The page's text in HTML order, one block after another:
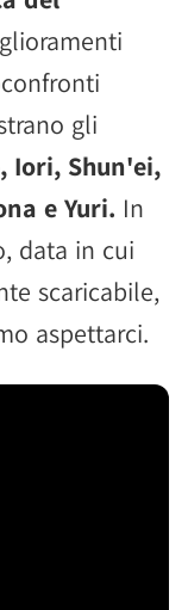
gli
Iori, Shun'ei,
e Yuri. In
data in cui
scaricabile,
aspettarci.